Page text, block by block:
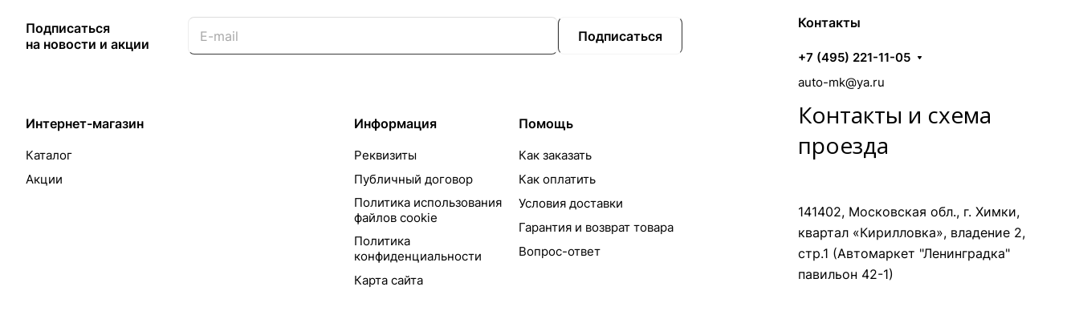
Подписаться
на новости и акции
Подписаться
Интернет-магазин
Каталог
Акции
Информация
Реквизиты
Публичный договор
Политика использования
файлов cookie
Политика
конфиденциальности
Карта сайта
Помощь
Как заказать
Как оплатить
Условия доставки
Гарантия и возврат товара
Вопрос-ответ
Контакты
+7 (495) 221-11-05
auto-mk@ya.ru
Контакты и схема
проезда
141402, Московская обл., г. Химки,
квартал «Кирилловка», владение 2,
стр.1 (Автомаркет "Ленинградка"
павильон 42-1)